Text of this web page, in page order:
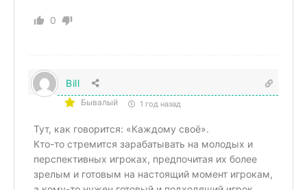
0
Bill
Бывалый 1 год назад
Тут, как говорится: «Каждому своё».
Кто-то стремится зарабатывать на молодых и
перспективных игроках, предпочитая их более
зрелым и готовым на настоящий момент игрокам,